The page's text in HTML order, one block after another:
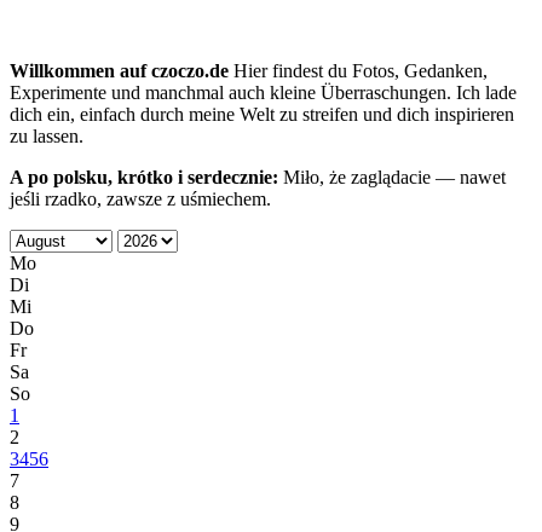
Willkommen auf czoczo.de Hier findest du Fotos, Gedanken,
Experimente und manchmal auch kleine Überraschungen. Ich lade
dich ein, einfach durch meine Welt zu streifen und dich inspirieren
zu lassen.
A po polsku, krótko i serdecznie: Miło, że zaglądacie — nawet
jeśli rzadko, zawsze z uśmiechem.
Mo
Di
Mi
Do
Fr
Sa
So
1
2
3456
7
8
9